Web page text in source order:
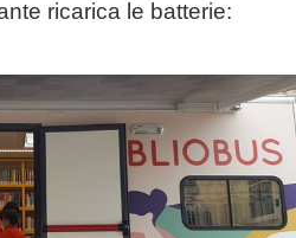
ricarica le batterie: